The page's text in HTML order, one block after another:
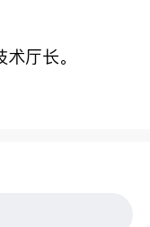
厅长。